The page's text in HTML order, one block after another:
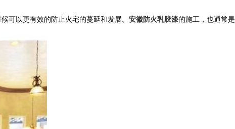
可以更有效的防止火宅的蔓延和发展。 安徽防火乳胶漆的施工，也通常是